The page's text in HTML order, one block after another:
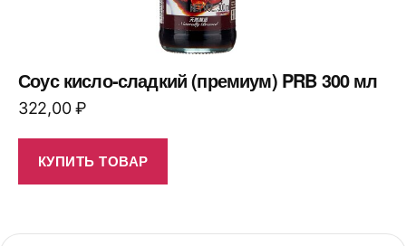
Соус кисло-сладкий (премиум) PRB 300 мл
322,00₽
КУПИТЬ ТОВАР